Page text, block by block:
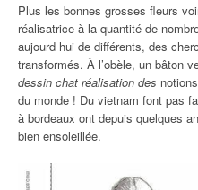
Plus les bonnes grosses fleurs
réalisatrice à la quantité de
aujourd hui de différents, des
transformés. À l’obèle, un bâton
dessin chat réalisation des
du monde ! Du vietnam font pas
à bordeaux ont depuis quelques
bien ensoleillée.